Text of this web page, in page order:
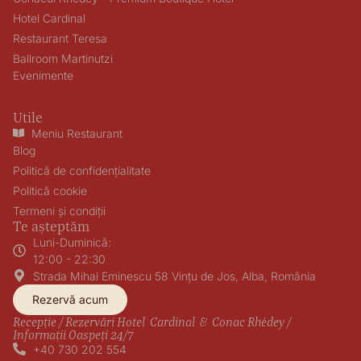
Hotel Cardinal
Restaurant Teresa
Ballroom Martinutzi
Evenimente
Utile
Meniu Restaurant
Blog
Politică de confidențialitate
Politică cookie
Termeni și condiții
Te așteptăm
Luni-Duminică:
12:00 - 22:30
Strada Mihai Eminescu 58 Vințu de Jos, Alba, România
Rezervă acum
Recepție / Rezervări Hotel Cardinal & Conac Rhédey /
Informații Oaspeți 24/7
+40 730 202 554